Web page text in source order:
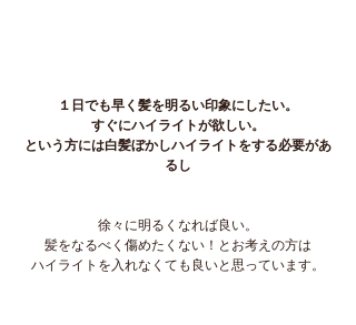
１日でも早く髪を明るい印象にしたい。
すぐにハイライトが欲しい。
という方には白髪ぼかしハイライトをする必要があ
るし
徐々に明るくなれば良い。
髪をなるべく傷めたくない！とお考えの方は
ハイライトを入れなくても良いと思っています。